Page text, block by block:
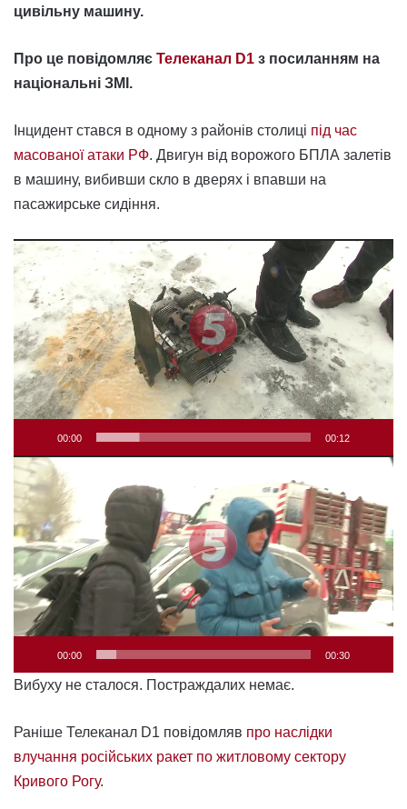
цивільну машину.
Про це повідомляє Телеканал D1 з посиланням на
національні ЗМІ.
Інцидент стався в одному з районів столиці під час
масованої атаки РФ. Двигун від ворожого БПЛА залетів
в машину, вибивши скло в дверях і впавши на
пасажирське сидіння.
Відеопрогравач
00:00 00:12
Відеопрогравач
00:00 00:30
Вибуху не сталося. Постраждалих немає.
Раніше Телеканал D1 повідомляв про наслідки
влучання російських ракет по житловому сектору
Кривого Рогу.